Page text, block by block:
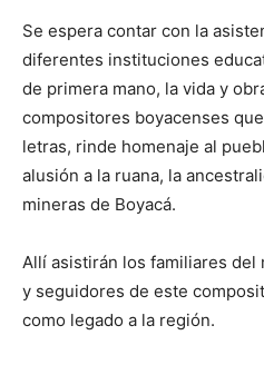
Se espera contar con la
diferentes instituciones
de primera mano, la vida y
compositores boyacenses
letras, rinde homenaje al
alusión a la ruana, la
mineras de Boyacá.
Allí asistirán los familiares del
y seguidores de este
como legado a la región.